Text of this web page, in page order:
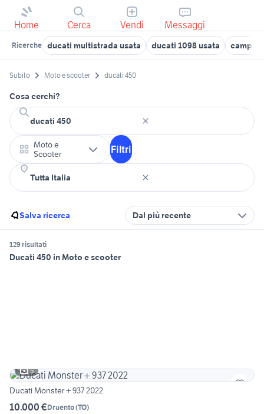
Home Cerca Vendi Messaggi
Ricerche ducati multistrada usata ducati 1098 usata camper
Subito Moto e scooter ducati 450
Cosa cerchi?
Moto e
Scooter
Filtri
Salva ricerca Dal più recente
129 risultati
Ducati 450 in Moto e scooter
5
Ducati Monster + 937 2022
10.000 €Druento(TO)